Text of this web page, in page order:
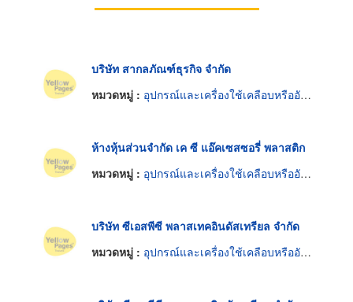
บริษัท สากลภัณฑ์ธุรกิจ จำกัด
หมวดหมู่ : อุปกรณ์และเครื่องใช้เคลือบหรืออัดพลาสติก
ห้างหุ้นส่วนจำกัด เค ซี แอ๊คเซสซอรี่ พลาสติก
หมวดหมู่ : อุปกรณ์และเครื่องใช้เคลือบหรืออัดพลาสติก
บริษัท ซีเอสพีซี พลาสเทคอินดัสเทรียล จำกัด
หมวดหมู่ : อุปกรณ์และเครื่องใช้เคลือบหรืออัดพลาสติก